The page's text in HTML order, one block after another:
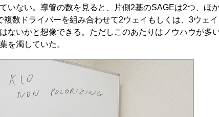
いない。導管の数を見ると、片側2基のSAGEは2つ、ほ
複数ドライバーを組み合わせて2ウェイもしくは、3ウェイ
ないかと想像できる。ただしこのあたりはノウハウが多
を濁していた。